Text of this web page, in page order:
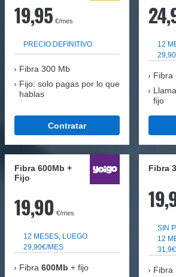
19,95 €/mes
PRECIO DEFINITIVO
Fibra 300 Mb
Fijo: solo pagas por lo que
hablas
Contratar
12
Fibra
fijo
Fibra 600Mb +
Fijo
19,90 €/mes
12 MESES, LUEGO
29,90€/MES
Fibra 600Mb + fijo
Fibra
SIN
12
Fibra